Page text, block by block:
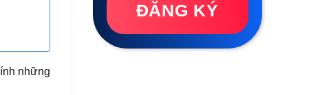
những
ĐĂNG KÝ